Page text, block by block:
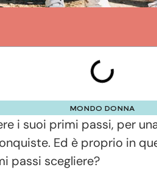
MONDO DONNA
i suoi primi passi, per
Ed è proprio in
passi scegliere?